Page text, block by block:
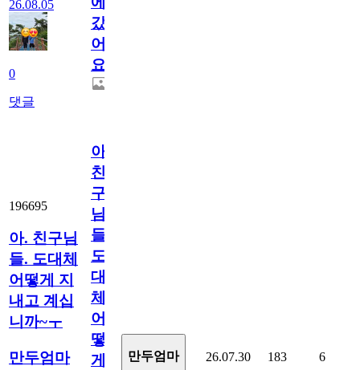
26.08.05
0
댓글
갔
어
요.
196695
아. 친구님
들. 도대체
어떻게 지
내고 계십
니까~ㅜ
만두엄마
아.
친
구
님
들.
도
대
체
어
떻
게
만두엄마 26.07.30 183 6